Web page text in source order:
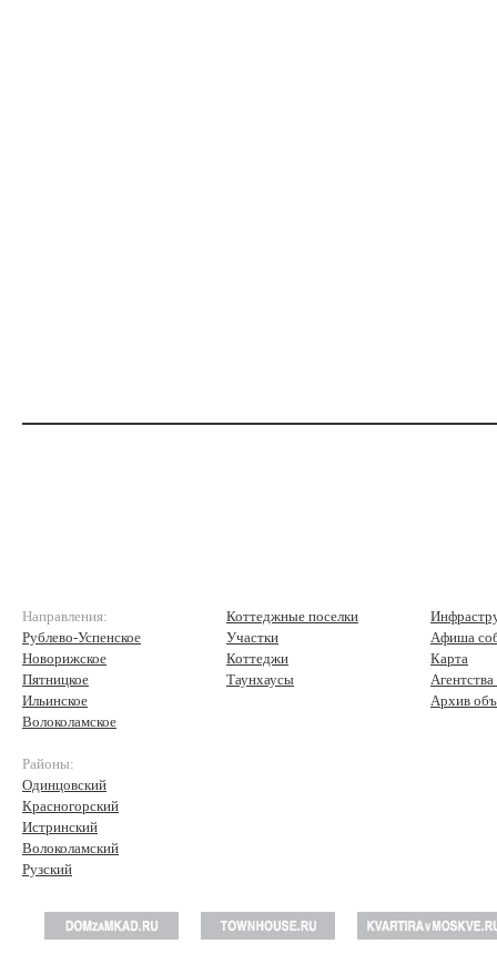
Направления:
Рублево-Успенское
Новорижское
Пятницкое
Ильинское
Волоколамское
Районы:
Одинцовский
Красногорский
Истринский
Волоколамский
Рузский
Коттеджные поселки
Участки
Коттеджи
Таунхаусы
Афиша
Карта
Архив